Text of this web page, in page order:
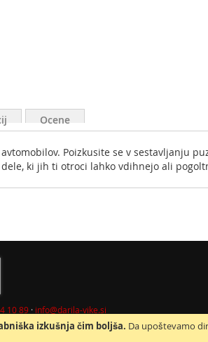
izkušnja čim boljša. Da upoštevamo
Poizkusite se v sestavljanju
ki jih ti otroci lahko vdihnejo ali
Ocene
10 89 · info@darila-vike.si